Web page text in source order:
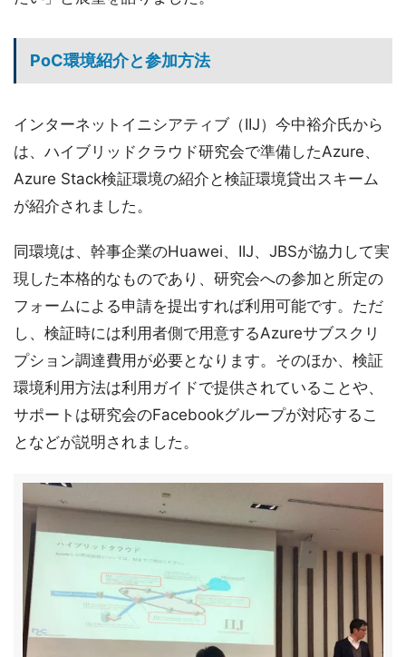
PoC環境紹介と参加方法
インターネットイニシアティブ（IIJ）今中裕介氏から
は、ハイブリッドクラウド研究会で準備したAzure、
Azure Stack検証環境の紹介と検証環境貸出スキーム
が紹介されました。
同環境は、幹事企業のHuawei、IIJ、JBSが協力して実
現した本格的なものであり、研究会への参加と所定の
フォームによる申請を提出すれば利用可能です。ただ
し、検証時には利用者側で用意するAzureサブスクリ
プション調達費用が必要となります。そのほか、検証
環境利用方法は利用ガイドで提供されていることや、
サポートは研究会のFacebookグループが対応するこ
となどが説明されました。